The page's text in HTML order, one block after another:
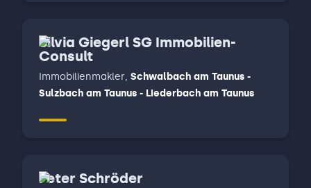
Silvia Giegerl SG Immobilien-
Consult
Immobilienmakler, Schwalbach am Taunus -
Sulzbach am Taunus - Liederbach am Taunus
Peter Schröder